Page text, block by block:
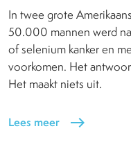
In twee grote
50.000 mannen werd
of selenium kanker en
voorkomen. Het
Het maakt niets uit.
Lees meer east